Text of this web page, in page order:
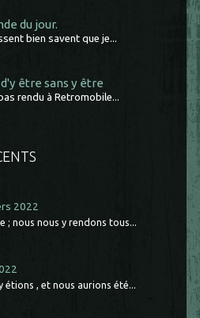
du jour.
bien savent que je...
être sans y être
rendu à Retromobile...
2022
; nous nous y rendons tous...
, et nous aurions été...